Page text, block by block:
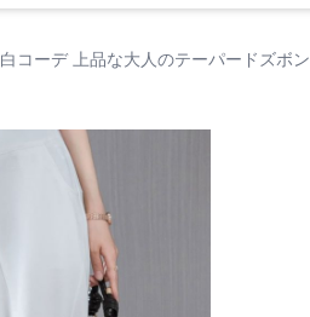
白コーデ 上品な大人のテーパードズボン